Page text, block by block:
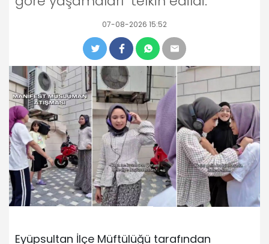
07-08-2026 15:52
Eyüpsultan İlçe Müftülüğü tarafından